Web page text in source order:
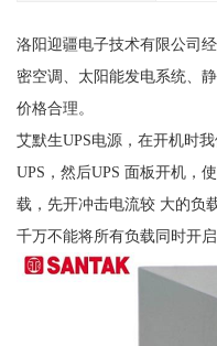
洛阳迎疆电子技术有限公司
密空调、太阳能发电系统、
价格合理。
艾默生UPS电源，在开机时
UPS，然后UPS 面板开机，
载，先开冲击电流较 大的负
千万不能将所有负载同时开